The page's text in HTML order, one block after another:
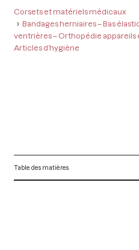
Corsets et matériels médicaux
Bandages herniaires – Bas
ventrières – Orthopédie
Articles d’hygiène
Table des matières